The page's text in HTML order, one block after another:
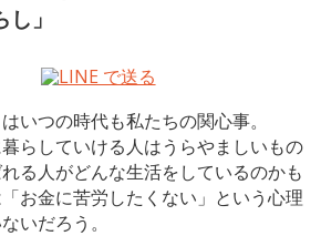
」
いつの時代も私たちの関心事。
らしていける人はうらやましいもの
る人がどんな生活をしているのかも
お金に苦労したくない」という心理
いだろう。